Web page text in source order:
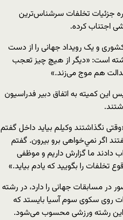
جزئیات تخلفات سرشناس‌ترین
اجتناب کرده.
و یک رویداد جهانی را از دست
است: «ديگر از هيچ چيز تعجب
هم موج می‌زند.»
كميته به اتفاق دبير فدراسیون
نگذاشتند وكيلم بياید داخل گفتم
اگر نمي‌خواهی برو بيرون. گفتم
دادند ما گزارش داريم و موظفی
را بگویید که یادم بیاید.»
مسابقات جهانی را دارد، در رشته
روی سکوی سوم آسیا بایستد که
این رشته ورزشی محسوب می‌شود.